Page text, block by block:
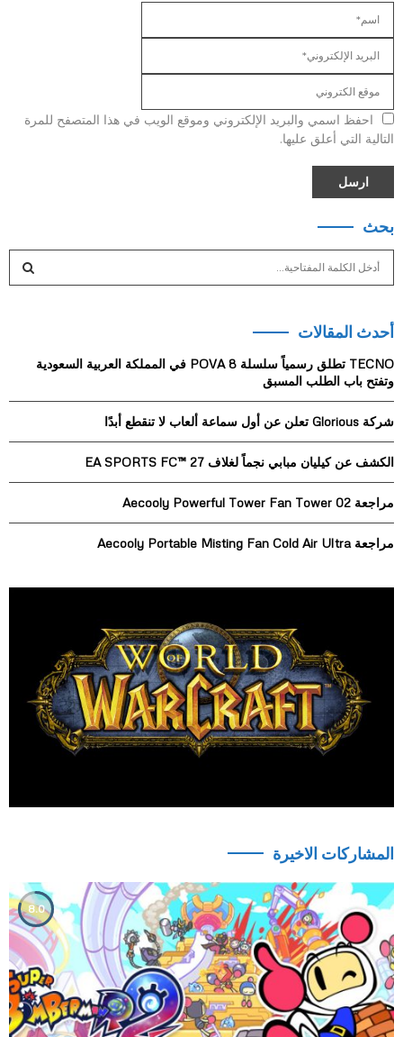
احفظ اسمي والبريد الإلكتروني وموقع الويب في هذا المتصفح للمرة
التالية التي أعلق عليها.
بحث
c
f
o
:
C
H
أحدث المقالات
TECNO تطلق رسمياً سلسلة POVA 8 في المملكة العربية السعودية
وتفتح باب الطلب المسبق
شركة Glorious تعلن عن أول سماعة ألعاب لا تنقطع أبدًا
الكشف عن كيليان مبابي نجماً لغلاف EA SPORTS FC™ 27
مراجعة Aecooly Powerful Tower Fan Tower 02
مراجعة Aecooly Portable Misting Fan Cold Air Ultra
المشاركات الاخيرة
8.0